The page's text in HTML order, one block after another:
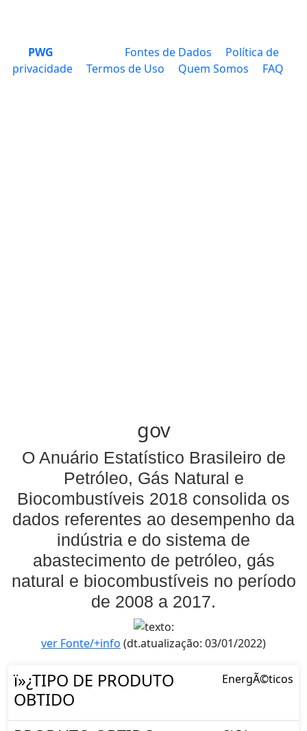
PWG Fontes de Dados
Política de
privacidade
Termos de Uso Quem Somos FAQ
gov
O Anuário Estatístico Brasileiro de
Petróleo, Gás Natural e
Biocombustíveis 2018 consolida os
dados referentes ao desempenho da
indústria e do sistema de
abastecimento de petróleo, gás
natural e biocombustíveis no período
de 2008 a 2017.
ver Fonte/+info (dt.atualização: 03/01/2022)
ï»¿TIPO DE PRODUTO
OBTIDO
EnergÃ©ticos